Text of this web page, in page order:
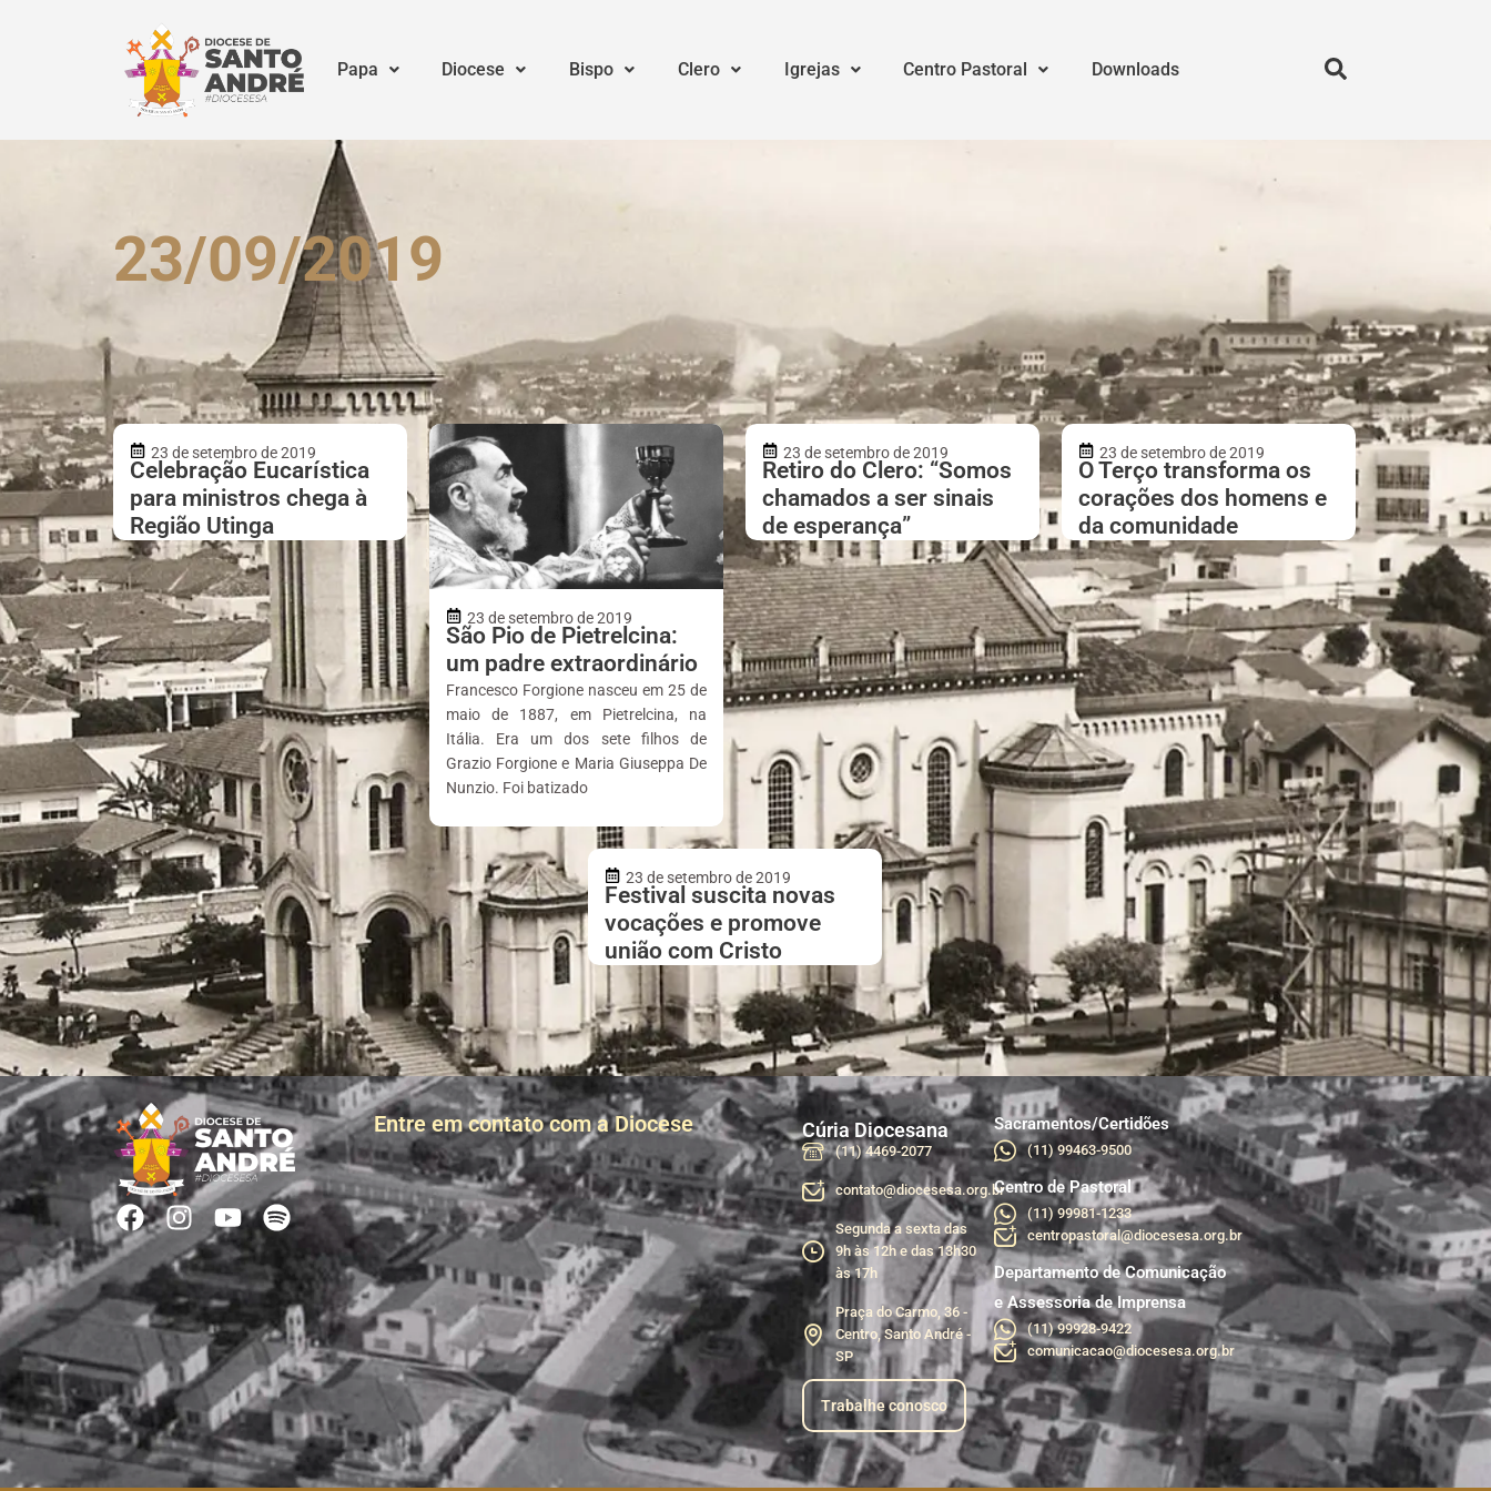
Papa Diocese Bispo Clero Igrejas Centro Pastoral Downloads
23/09/2019
23 de setembro de 2019
Celebração Eucarística
para ministros chega à
Região Utinga
23 de setembro de 2019
São Pio de Pietrelcina:
um padre extraordinário
Francesco Forgione nasceu em 25 de
maio de 1887, em Pietrelcina, na
Itália. Era um dos sete filhos de
Grazio Forgione e Maria Giuseppa De
Nunzio. Foi batizado
23 de setembro de 2019
Retiro do Clero: “Somos
chamados a ser sinais
de esperança”
23 de setembro de 2019
O Terço transforma os
corações dos homens e
da comunidade
23 de setembro de 2019
Festival suscita novas
vocações e promove
união com Cristo
Entre em contato com a Diocese Cúria Diocesana
(11) 4469-2077
contato@diocesesa.org.br
Segunda a sexta das
9h às 12h e das 13h30
às 17h
Praça do Carmo, 36 -
Centro, Santo André -
SP
Trabalhe conosco
Sacramentos/Certidões
(11) 99463-9500
Centro de Pastoral
(11) 99981-1233
centropastoral@diocesesa.org.br
Departamento de Comunicação
e Assessoria de Imprensa
(11) 99928-9422
comunicacao@diocesesa.org.br